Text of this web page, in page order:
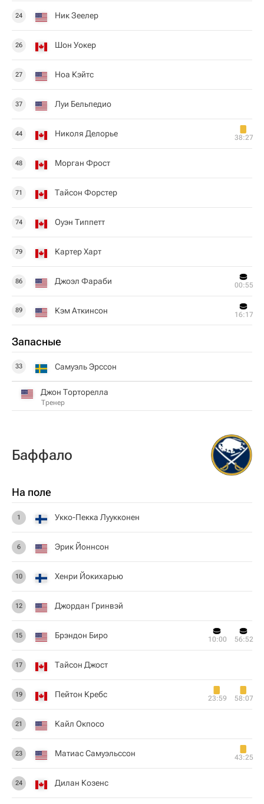
24 Ник Зеелер
26 Шон Уокер
27 Ноа Кэйтс
37 Луи Бельпедио
44 Николя Делорье 38:27
48 Морган Фрост
71 Тайсон Форстер
74 Оуэн Типпетт
79 Картер Харт
86 Джоэл Фараби 00:55
89 Кэм Аткинсон 16:17
Запасные
33 Самуэль Эрссон
Джон Торторелла
Тренер
Баффало
На поле
1 Укко-Пекка Луукконен
6 Эрик Йоннсон
10 Хенри Йокихарью
12 Джордан Гринвэй
15 Брэндон Биро 10:00 56:52
17 Тайсон Джост
19 Пейтон Кребс 23:59 58:07
21 Кайл Окпосо
23 Матиас Самуэльссон 43:25
24 Дилан Козенс